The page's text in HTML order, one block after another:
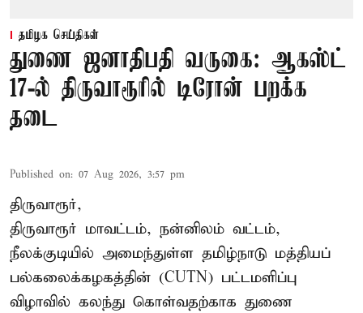
தமிழக செய்திகள்
துணை ஜனாதிபதி வருகை: ஆகஸ்ட்
17-ல் திருவாரூரில் டிரோன் பறக்க
தடை
Published on: 07 Aug 2026, 3:57 pm
திருவாரூர்,
திருவாரூர் மாவட்டம், நன்னிலம் வட்டம்,
நீலக்குடியில் அமைந்துள்ள தமிழ்நாடு மத்தியப்
பல்கலைக்கழகத்தின் (CUTN) பட்டமளிப்பு
விழாவில் கலந்து கொள்வதற்காக துணை